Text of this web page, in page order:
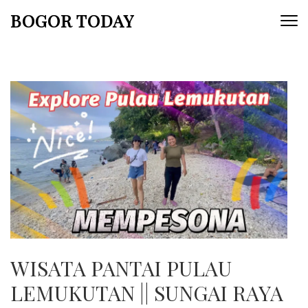
BOGOR TODAY
WISATA PANTAI PULAU
LEMUKUTAN || SUNGAI RAYA